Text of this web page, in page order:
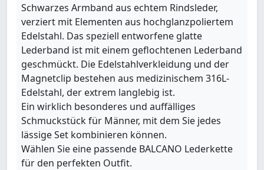
Schwarzes Armband aus echtem Rindsleder,
verziert mit Elementen aus hochglanzpoliertem
Edelstahl. Das speziell entworfene glatte
Lederband ist mit einem geflochtenen Lederband
geschmückt. Die Edelstahlverkleidung und der
Magnetclip bestehen aus medizinischem 316L-
Edelstahl, der extrem langlebig ist.
Ein wirklich besonderes und auffälliges
Schmuckstück für Männer, mit dem Sie jedes
lässige Set kombinieren können.
Wählen Sie eine passende BALCANO Lederkette
für den perfekten Outfit.